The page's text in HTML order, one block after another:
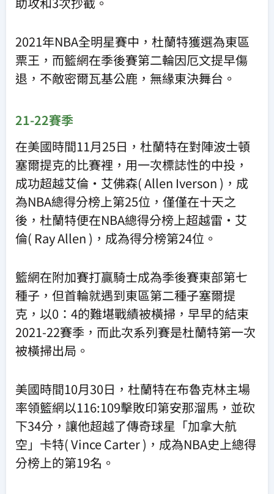
2021年NBA全明星賽中，杜蘭特獲選為東區
票王，而籃網在季後賽第二輪因厄文提早傷
退，不敵密爾瓦基公鹿，無緣東決舞台。
21-22賽季
在美國時間11月25日，杜蘭特在對陣波士頓
塞爾提克的比賽裡，用一次標誌性的中投，
成功超越艾倫·艾佛森( Allen Iverson )，成
為NBA總得分榜上第25位，僅僅在十天之
後，杜蘭特便在NBA總得分榜上超越雷·艾
倫( Ray Allen )，成為得分榜第24位。
籃網在附加賽打贏騎士成為季後賽東部第七
種子，但首輪就遇到東區第二種子塞爾提
克，以0：4的難堪戰績被橫掃，早早的結束
2021-22賽季，而此次系列賽是杜蘭特第一次
被橫掃出局。
美國時間10月30日，杜蘭特在布魯克林主場
率領籃網以116:109擊敗印第安那溜馬，並砍
下34分，讓他超越了傳奇球星「加拿大航
空」卡特( Vince Carter )，成為NBA史上總得
分榜上的第19名。